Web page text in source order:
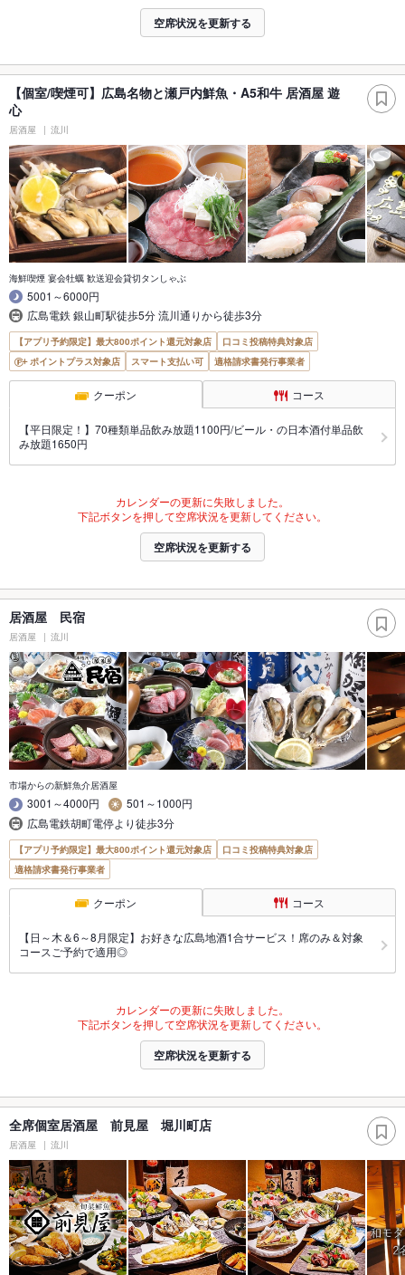
空席状況を更新する
【個室/喫煙可】広島名物と瀬戸内鮮魚・A5和牛 居酒屋 遊
心
居酒屋 流川
海鮮喫煙 宴会牡蠣 歓送迎会貸切タンしゃぶ
5001～6000円
広島電鉄 銀山町駅徒歩5分 流川通りから徒歩3分
【アプリ予約限定】最大800ポイント還元対象店
口コミ投稿特典対象店
ポイントプラス対象店
スマート支払い可 適格請求書発行事業者
クーポン コース
【平日限定！】70種類単品飲み放題1100円/ビール・の日本酒付単品飲
み放題1650円
カレンダーの更新に失敗しました。
下記ボタンを押して空席状況を更新してください。
空席状況を更新する
居酒屋 民宿
居酒屋 流川
市場からの新鮮魚介居酒屋
3001～4000円
501～1000円
広島電鉄胡町電停より徒歩3分
【アプリ予約限定】最大800ポイント還元対象店
口コミ投稿特典対象店
適格請求書発行事業者
クーポン コース
【日～木＆6～8月限定】お好きな広島地酒1合サービス！席のみ＆対象
コースご予約で適用◎
カレンダーの更新に失敗しました。
下記ボタンを押して空席状況を更新してください。
空席状況を更新する
全席個室居酒屋 前見屋 堀川町店
居酒屋 流川